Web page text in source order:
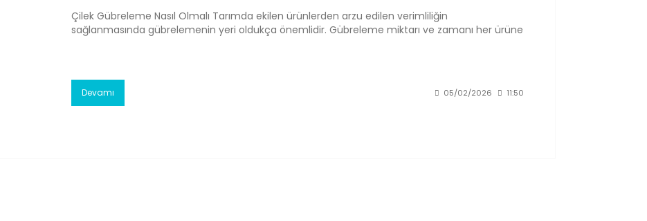
Çilek Gübreleme Nasıl Olmalı Tarımda ekilen ürünlerden arzu edilen verimliliğin
sağlanmasında gübrelemenin yeri oldukça önemlidir. Gübreleme miktarı ve zamanı her ürüne
Devamı 05/02/2026 11:50